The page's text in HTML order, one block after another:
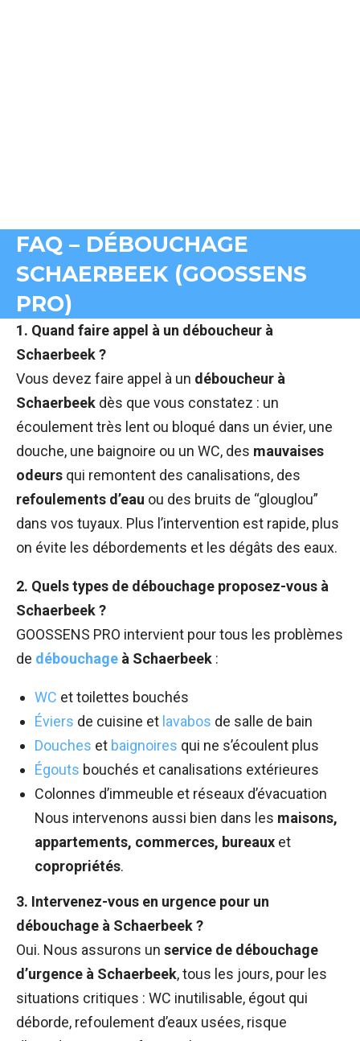
FAQ – DÉBOUCHAGE
SCHAERBEEK (GOOSSENS
PRO)
1. Quand faire appel à un déboucheur à
Schaerbeek ?
Vous devez faire appel à un déboucheur à
Schaerbeek dès que vous constatez : un
écoulement très lent ou bloqué dans un évier, une
douche, une baignoire ou un WC, des mauvaises
odeurs qui remontent des canalisations, des
refoulements d’eau ou des bruits de “glouglou”
dans vos tuyaux. Plus l’intervention est rapide, plus
on évite les débordements et les dégâts des eaux.
2. Quels types de débouchage proposez-vous à
Schaerbeek ?
GOOSSENS PRO intervient pour tous les problèmes
de débouchage à Schaerbeek :
WC et toilettes bouchés
Éviers de cuisine et lavabos de salle de bain
Douches et baignoires qui ne s’écoulent plus
Égouts bouchés et canalisations extérieures
Colonnes d’immeuble et réseaux d’évacuation
Nous intervenons aussi bien dans les maisons,
appartements, commerces, bureaux et
copropriétés.
3. Intervenez-vous en urgence pour un
débouchage à Schaerbeek ?
Oui. Nous assurons un service de débouchage
d’urgence à Schaerbeek, tous les jours, pour les
situations critiques : WC inutilisable, égout qui
déborde, refoulement d’eaux usées, risque